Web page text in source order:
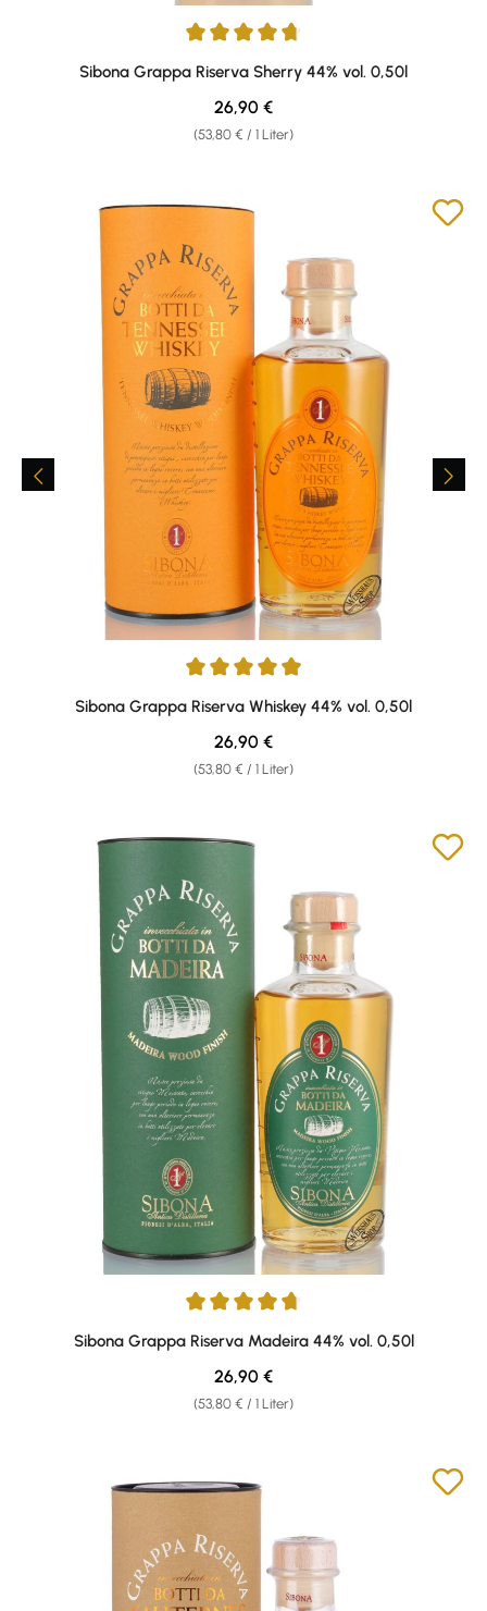
Durchschnittliche Bewertung von 4.81 von 5 Sternen
Sibona Grappa Riserva Sherry 44% vol. 0,50l
(53,80 € / 1 Liter)
Regulärer Preis:
26,90 €
Durchschnittliche Bewertung von 4.91 von 5 Sternen
Sibona Grappa Riserva Whiskey 44% vol. 0,50l
(53,80 € / 1 Liter)
Regulärer Preis:
26,90 €
Durchschnittliche Bewertung von 4.8 von 5 Sternen
Sibona Grappa Riserva Madeira 44% vol. 0,50l
(53,80 € / 1 Liter)
Regulärer Preis:
26,90 €